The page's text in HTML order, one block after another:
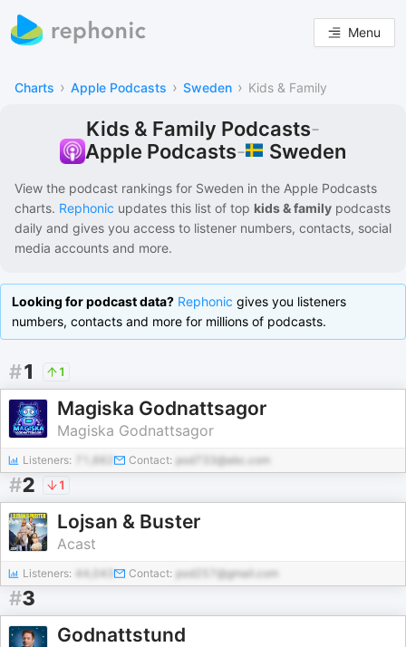
Menu
Charts › Apple Podcasts › Sweden › Kids & Family
Kids & Family Podcasts-
Apple Podcasts- Sweden
View the podcast rankings for Sweden in the Apple Podcasts
charts. Rephonic updates this list of top kids & family podcasts
daily and gives you access to listener numbers, contacts, social
media accounts and more.
Looking for podcast data? Rephonic gives you listeners
numbers, contacts and more for millions of podcasts.
#1 1
Magiska Godnattsagor
Magiska Godnattsagor
Listeners: Contact: pod733@abc.com
#2 1
Lojsan & Buster
Acast
Listeners: 44,043 Contact: pod257@gmail.com
#3
Godnattstund